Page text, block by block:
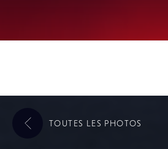
TOUTES LES PHOTOS